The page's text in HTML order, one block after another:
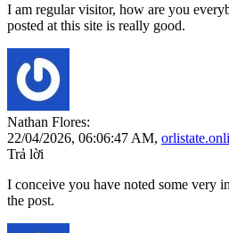
I am regular visitor, how are you
posted at this site is really good.
Nathan Flores:
22/04/2026, 06:06:47 AM,
Trả lời
I conceive you have noted some very
the post.